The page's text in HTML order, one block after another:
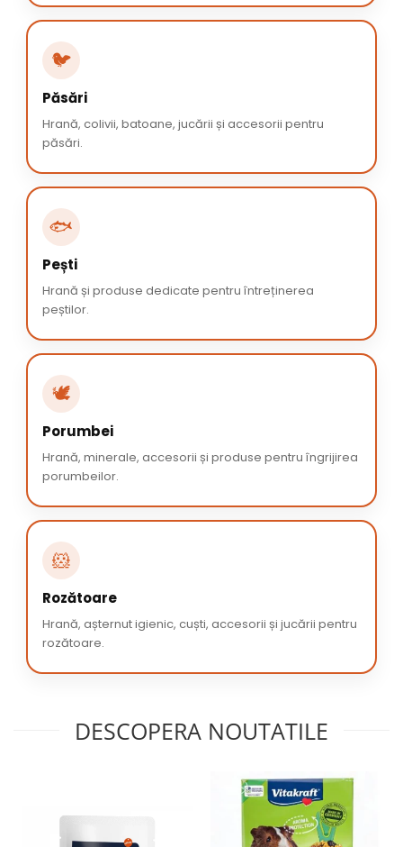
🐦
Păsări
Hrană, colivii, batoane, jucării și accesorii pentru
păsări.
🐟
Pești
Hrană și produse dedicate pentru întreținerea
peștilor.
🕊️
Porumbei
Hrană, minerale, accesorii și produse pentru îngrijirea
porumbeilor.
🐹
Rozătoare
Hrană, așternut igienic, cuști, accesorii și jucării pentru
rozătoare.
DESCOPERA NOUTATILE